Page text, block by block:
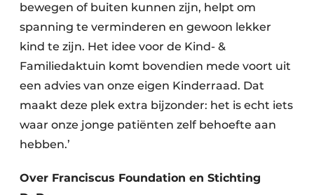
bewegen of buiten kunnen zijn, helpt om
spanning te verminderen en gewoon lekker
kind te zijn. Het idee voor de Kind- &
Familiedaktuin komt bovendien mede voort uit
een advies van onze eigen Kinderraad. Dat
maakt deze plek extra bijzonder: het is echt iets
waar onze jonge patiënten zelf behoefte aan
hebben.’
Over Franciscus Foundation en Stichting